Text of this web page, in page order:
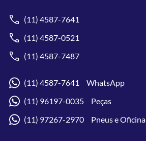
(11) 4587-7641
(11) 4587-0521
(11) 4587-7487
(11) 4587-7641 WhatsApp
(11) 96197-0035 Peças
(11) 97267-2970 Pneus e Oficina